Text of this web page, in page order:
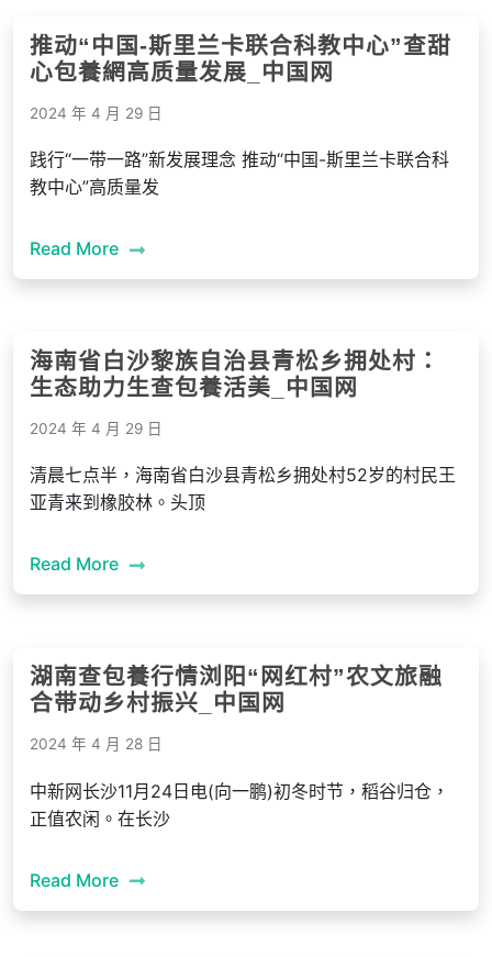
推动“中国-斯里兰卡联合科教中心”查甜
心包養網高质量发展_中国网
2024 年 4 月 29 日
践行“一带一路”新发展理念 推动“中国-斯里兰卡联合科
教中心”高质量发
Read More
海南省白沙黎族自治县青松乡拥处村：
生态助力生查包養活美_中国网
2024 年 4 月 29 日
清晨七点半，海南省白沙县青松乡拥处村52岁的村民王
亚青来到橡胶林。头顶
Read More
湖南查包養行情浏阳“网红村”农文旅融
合带动乡村振兴_中国网
2024 年 4 月 28 日
中新网长沙11月24日电(向一鹏)初冬时节，稻谷归仓，
正值农闲。在长沙
Read More